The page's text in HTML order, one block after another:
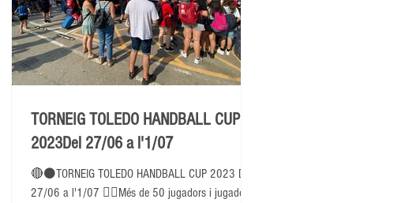
TORNEIG TOLEDO HANDBALL CUP
2023Del 27/06 a l'1/07
🔴⚫TORNEIG TOLEDO HANDBALL CUP 2023 Del
27/06 a l'1/07 👉🏽Més de 50 jugadors i jugadores